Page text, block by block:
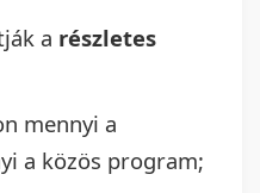
a részletes
mennyi a
a közös program;